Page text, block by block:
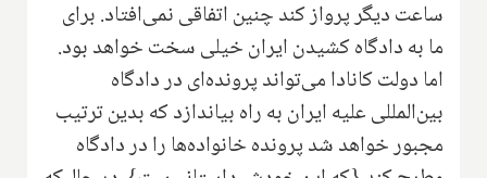
ساعت دیگر پرواز کند چنین اتفاقی نمی‌افتاد. برای
ما به دادگاه کشیدن ایران خیلی سخت خواهد بود.
اما دولت کانادا می‌تواند پرونده‌ای در دادگاه
بین‌المللی علیه ایران به راه بیاندازد که بدین ترتیب
مجبور خواهد شد پرونده خانواده‌ها را در دادگاه